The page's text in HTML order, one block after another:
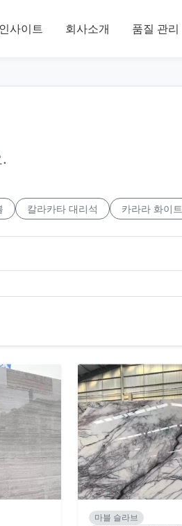
인사이트 회사소개 품질 관리
칼라카타 대리석 카라라 화이트
마블 슬라브